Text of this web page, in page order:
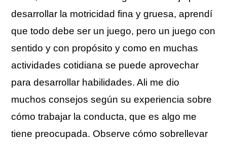
desarrollar la motricidad fina y gruesa, aprendí
que todo debe ser un juego, pero un juego con
sentido y con propósito y como en muchas
actividades cotidiana se puede aprovechar
para desarrollar habilidades. Ali me dio
muchos consejos según su experiencia sobre
cómo trabajar la conducta, que es algo me
tiene preocupada. Observe cómo sobrellevar